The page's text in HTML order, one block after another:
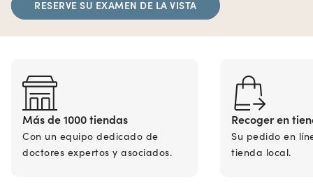
RESERVE SU EXAMEN DE LA VISTA
Más de 1000 tiendas
Con un equipo dedicado de
doctores expertos y asociados.
Recoger en
Su pedido en
tienda local.